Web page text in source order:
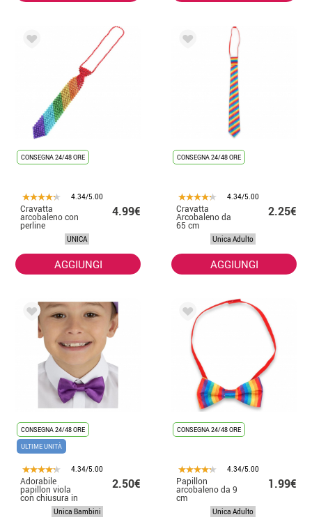
CONSEGNA 24/48 ORE
4.34/5.00
Cravatta
arcobaleno con
perline
4.99€
UNICA
AGGIUNGI
CONSEGNA 24/48 ORE
4.34/5.00
Cravatta
Arcobaleno da
65 cm
2.25€
Unica Adulto
AGGIUNGI
CONSEGNA 24/48 ORE
ULTIME UNITÀ
4.34/5.00
Adorabile
papillon viola
con chiusura in
velcro per
2.50€
Unica Bambini
CONSEGNA 24/48 ORE
4.34/5.00
Papillon
arcobaleno da 9
cm
1.99€
Unica Adulto